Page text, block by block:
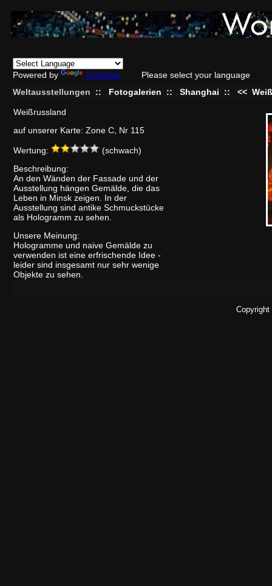
Powered by Translate
Please select your language
Weltausstellungen
:: Fotogalerien :: Shanghai :: <<
Weißrussland
auf unserer Karte: Zone C, Nr 115
Wertung:
(schwach)
Beschreibung:
An den Wänden der Fassade und der
Ausstellung hängen Gemälde, die das
Leben in Minsk zeigen. In der
Ausstellung sind antike Schmuckstücke
als Hologramm zu sehen.
Unsere Meinung:
Hologramme und naive Gemälde zu
verwenden ist eine erfrischende Idee -
leider sind insgesamt nur sehr wenige
Objekte zu sehen.